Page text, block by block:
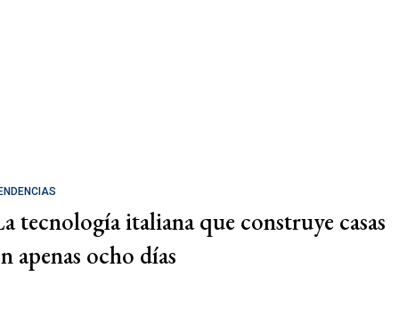
tecnología italiana que construye casas
apenas ocho días